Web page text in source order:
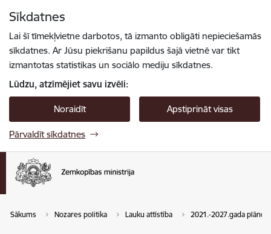
Sīkdatnes
Lai šī tīmekļvietne darbotos, tā izmanto obligāti nepieciešamās
sīkdatnes. Ar Jūsu piekrišanu papildus šajā vietnē var tikt
izmantotas statistikas un sociālo mediju sīkdatnes.
Lūdzu, atzīmējiet savu izvēli:
Noraidīt Apstiprināt visas
Pārvaldīt sīkdatnes
Sākums Nozares politika Lauku attīstība 2021.-2027.gada